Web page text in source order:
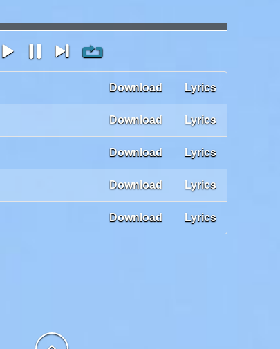
Lyrics
Download
Lyrics
Download
Lyrics
Download
Lyrics
Download
Lyrics
Download